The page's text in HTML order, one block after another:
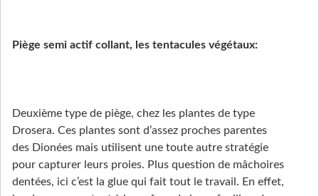
Piège semi actif collant, les tentacules végétaux:
Deuxième type de piège, chez les plantes de type
Drosera. Ces plantes sont d’assez proches parentes
des Dionées mais utilisent une toute autre stratégie
pour capturer leurs proies. Plus question de mâchoires
dentées, ici c’est la glue qui fait tout le travail. En effet,